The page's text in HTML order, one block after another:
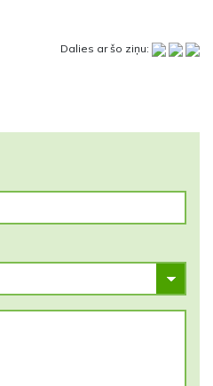
Dalies ar šo ziņu: